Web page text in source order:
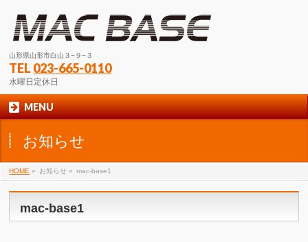
山形県山形市白山３−９−３
TEL 023-665-0110
水曜日定休日
MENU
お知らせ
HOME » お知らせ » mac-base1
mac-base1